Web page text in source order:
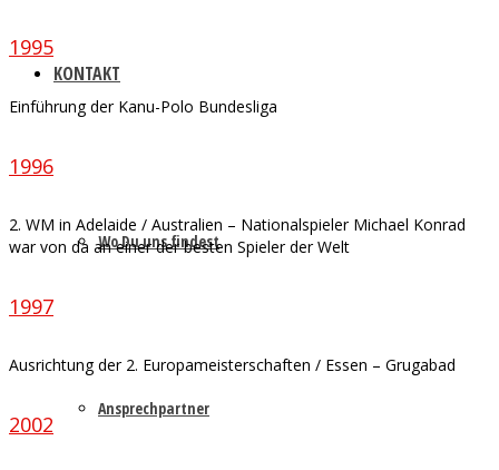
KONTAKT
Wo Du uns findest
Ansprechpartner
1995
Einführung der Kanu-Polo Bundesliga
1996
2. WM in Adelaide / Australien – Nationalspieler Michael Konrad
war von da an einer der besten Spieler der Welt
1997
Ausrichtung der 2. Europameisterschaften / Essen – Grugabad
2002